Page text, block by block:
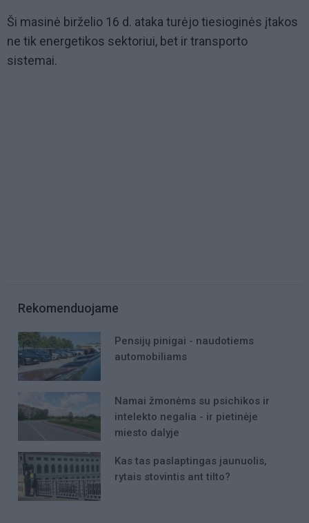
Ši masinė birželio 16 d. ataka turėjo tiesioginės įtakos
ne tik energetikos sektoriui, bet ir transporto
sistemai.
Rekomenduojame
Pensijų pinigai - naudotiems
automobiliams
Namai žmonėms su psichikos ir
intelekto negalia - ir pietinėje
miesto dalyje
Kas tas paslaptingas jaunuolis,
rytais stovintis ant tilto?